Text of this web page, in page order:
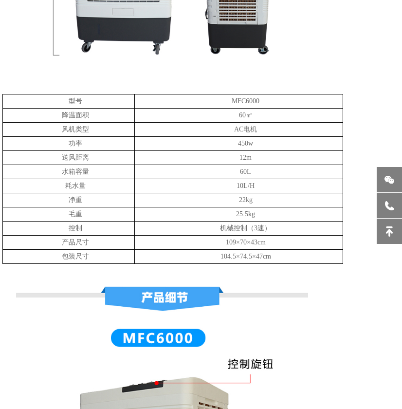
型号
MFC6000
降温面积
60㎡
风机类型
AC电机
功率
450w
送风距离
12m
水箱容量
60L
耗水量
10L/H
净重
22kg
毛重
25.5kg
控制
机械控制（3速）
产品尺寸
109×70×43cm
包装尺寸
104.5×74.5×47cm